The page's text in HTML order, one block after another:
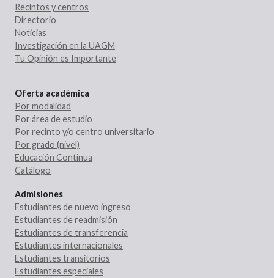
Recintos y centros
Directorio
Noticias
Investigación en la UAGM
Tu Opinión es Importante
Oferta académica
Por modalidad
Por área de estudio
Por recinto y/o centro universitario
Por grado (nivel)
Educación Continua
Catálogo
Admisiones
Estudiantes de nuevo ingreso
Estudiantes de readmisión
Estudiantes de transferencia
Estudiantes internacionales
Estudiantes transitorios
Estudiantes especiales